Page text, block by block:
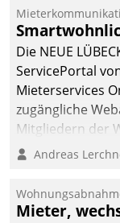
dafür ein Team
bestehend aus
und PropTech.
Die NEUE
ServicePortal
Mieterservices
zugängliche
Mitgliedern der
Andreas
Mieter,